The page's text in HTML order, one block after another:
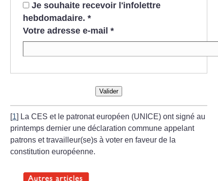
Je souhaite recevoir l'infolettre
hebdomadaire. *
Votre adresse e-mail *
Valider
[1] La CES et le patronat européen (UNICE) ont signé au
printemps dernier une déclaration commune appelant
patrons et travailleur(se)s à voter en faveur de la
constitution européenne.